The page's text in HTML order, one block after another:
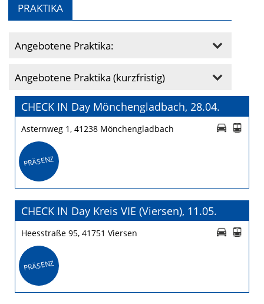
PRAKTIKA
Angebotene Praktika:
Angebotene Praktika (kurzfristig)
CHECK IN Day Mönchengladbach, 28.04.
Asternweg 1, 41238 Mönchengladbach
PRÄSENZ
CHECK IN Day Kreis VIE (Viersen), 11.05.
Heesstraße 95, 41751 Viersen
PRÄSENZ